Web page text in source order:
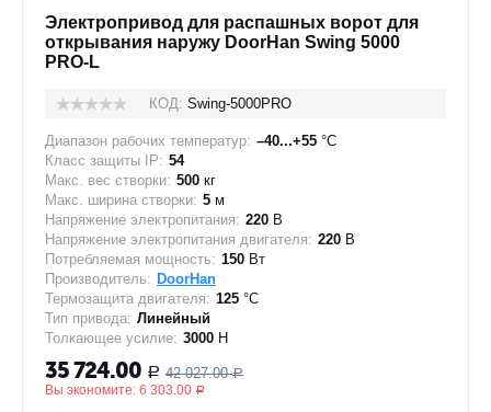
Электропривод для распашных ворот для
открывания наружу DoorHan Swing 5000
PRO-L
КОД: Swing-5000PRO
Диапазон рабочих температур: –40...+55 °C
Класс защиты IP: 54
Макс. вес створки: 500 кг
Макс. ширина створки: 5 м
Напряжение электропитания: 220 В
Напряжение электропитания двигателя: 220 В
Потребляемая мощность: 150 Вт
Производитель: DoorHan
Термозащита двигателя: 125 °C
Тип привода: Линейный
Толкающее усилие: 3000 Н
35 724.00 Р 42 027.00 Р
Вы экономите: 6 303.00 Р